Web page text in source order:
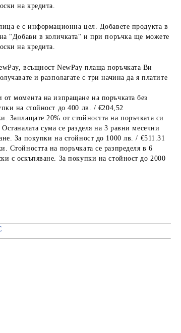
на кредита.
е с информационна цел. Добавете продукта в
"Добави в количката" и при поръчка ще можете
на кредита.
всъщност NewPay плаща поръчката Ви
и разполагате с три начина да я платите
момента на изпращане на поръчката без
на стойност до 400 лв. / €204,52
Заплащате 20% от стойността на поръчката си
сума се разделя на 3 равни месечни
За покупки на стойност до 1000 лв. / €511.31
Стойността на поръчката се разпределя в 6
с оскъпяване. За покупки на стойност до 2000